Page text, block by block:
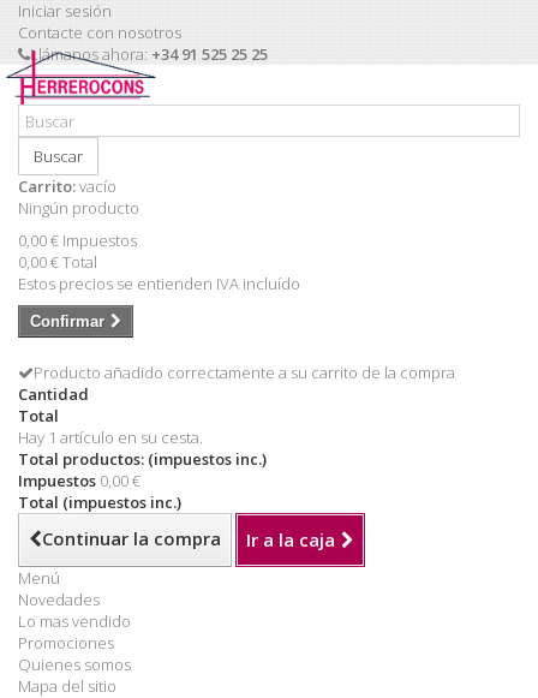
Iniciar sesión
Contacte con nosotros
Llámanos ahora: +34 91 525 25 25
Buscar
Carrito:vacío
Ningún producto
0,00 € Impuestos
0,00 €Total
Estos precios se entienden IVA incluído
Confirmar
Producto añadido correctamente a su carrito de la compra
Cantidad
Total
Hay 1 artículo en su cesta.
Total productos: (impuestos inc.)
Impuestos 0,00 €
Total (impuestos inc.)
Continuar la compra Ir a la caja
Menú
Novedades
Lo mas vendido
Promociones
Quienes somos
Mapa del sitio